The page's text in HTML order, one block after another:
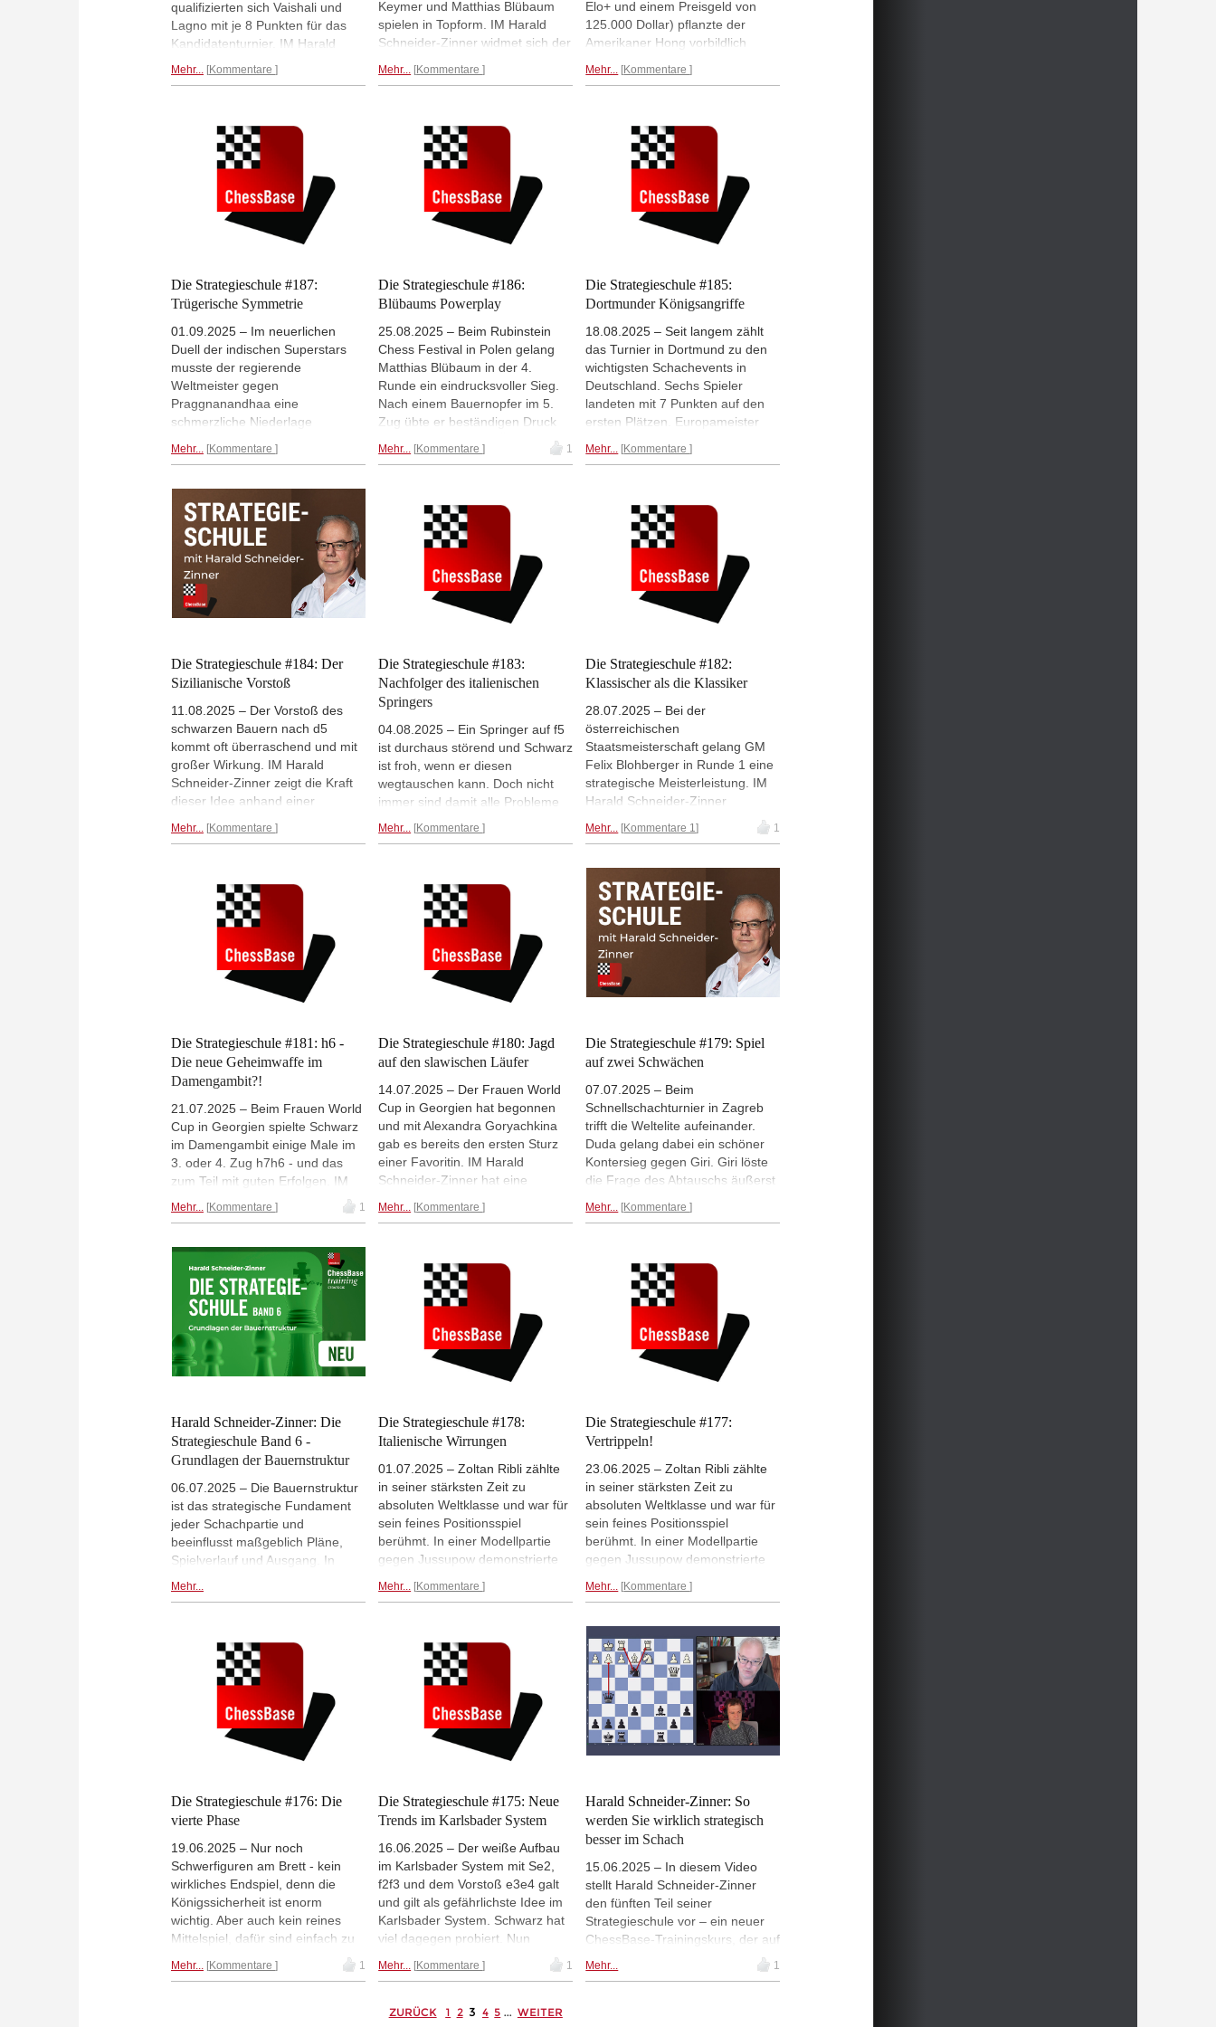
qualifizierten sich Vaishali und
Lagno mit je 8 Punkten für das
Kandidatenturnier. IM Harald
der Partie zwischen Bulmaga und
stark oder schwach ist - und
bringt weitere Modellpartien und
Orientierungshilfen zu diesem
Mehr... Kommentare
Keymer und Matthias Blübaum
spielen in Topform. IM Harald
Schneider-Zinner widmet sich der
Keymer gegen Xiong und bietet
Mehr... Kommentare
Elo+ und einem Preisgeld von
125.000 Dollar) pflanzte der
Amerikaner Hong vorbildlich
gegnerischen Stellung ein. Nicht
gehören zum Handwerkszeug
eines Meisters - und von jedem
der meisterlich spielen möchte.
IM Harald Schneider-Zinner
bringt vier eindrucksvolle
Vorposten-Opfer zum Studieren.
Mehr... Kommentare
Die Strategieschule #187:
Trügerische Symmetrie
01.09.2025 – Im neuerlichen
Duell der indischen Superstars
musste der regierende
Weltmeister gegen
Praggnanandhaa eine
schmerzliche Niederlage
harmlosen Stellung wurde er
Mehr... Kommentare
Die Strategieschule #186:
Blübaums Powerplay
25.08.2025 – Beim Rubinstein
Chess Festival in Polen gelang
Matthias Blübaum in der 4.
Runde ein eindrucksvoller Sieg.
Nach einem Bauernopfer im 5.
Zug übte er beständigen Druck
aus, auch nach dem Übergang
ins Endspiel. Passend zum
von Akiba Rubinstein, der vor 100
Jahren zur absoluten Weltspitze
Mehr... Kommentare 1
Die Strategieschule #185:
Dortmunder Königsangriffe
18.08.2025 – Seit langem zählt
das Turnier in Dortmund zu den
wichtigsten Schachevents in
Deutschland. Sechs Spieler
landeten mit 7 Punkten auf den
ersten Plätzen. Europameister
knapp die bessere Buchholz vor
der 14-jährige Vietnamese IM
Dau Khuong Duy auf Platz 3. IM
Harald Schneider-Zinner
kommentiert u.a. einen
schwungvollen Königsangriff von
diesem aufstrebenden Talent.
Mehr... Kommentare
Die Strategieschule #184: Der
Sizilianische Vorstoß
11.08.2025 – Der Vorstoß des
schwarzen Bauern nach d5
kommt oft überraschend und mit
großer Wirkung. IM Harald
Schneider-Zinner zeigt die Kraft
dieser Idee anhand einer
wunderbaren Turnier in Lienz. Die
In der zweiten Partie - und hier
noch überraschender - griff ein
talentierter 10-jähriger Spieler
aus der Steiermark zu dieser
Mehr... Kommentare
Die Strategieschule #183:
Nachfolger des italienischen
Springers
04.08.2025 – Ein Springer auf f5
ist durchaus störend und Schwarz
ist froh, wenn er diesen
wegtauschen kann. Doch nicht
immer sind damit alle Probleme
Mehr... Kommentare
Die Strategieschule #182:
Klassischer als die Klassiker
28.07.2025 – Bei der
österreichischen
Staatsmeisterschaft gelang GM
Felix Blohberger in Runde 1 eine
strategische Meisterleistung. IM
Harald Schneider-Zinner
großen Vorgängern.
Mehr... Kommentare 1 1
Die Strategieschule #181: h6 -
Die neue Geheimwaffe im
Damengambit?!
21.07.2025 – Beim Frauen World
Cup in Georgien spielte Schwarz
im Damengambit einige Male im
3. oder 4. Zug h7h6 - und das
zum Teil mit guten Erfolgen. IM
analysiert die Vor- und Nachteile
Mehr... Kommentare 1
Die Strategieschule #180: Jagd
auf den slawischen Läufer
14.07.2025 – Der Frauen World
Cup in Georgien hat begonnen
und mit Alexandra Goryachkina
gab es bereits den ersten Sturz
einer Favoritin. IM Harald
Schneider-Zinner hat eine
der er demonstriert, dass der
Bauernvorstöße darstellt.
Mehr... Kommentare
Die Strategieschule #179: Spiel
auf zwei Schwächen
07.07.2025 – Beim
Schnellschachturnier in Zagreb
trifft die Weltelite aufeinander.
Duda gelang dabei ein schöner
Kontersieg gegen Giri. Giri löste
die Frage des Abtauschs äußerst
Schwächen sitzen. Duda verwerte
Mehr... Kommentare
Harald Schneider-Zinner: Die
Strategieschule Band 6 -
Grundlagen der Bauernstruktur
06.07.2025 – Die Bauernstruktur
ist das strategische Fundament
jeder Schachpartie und
beeinflusst maßgeblich Pläne,
Spielverlauf und Ausgang. In
erklärt IM Harald Schneider-
Hebel, Bauernmehrheiten und
das Zentrum. Das Videotraining
richtet sich an alle, die ihr
strategisches Verständnis
vertiefen und Bauernstrukturen
gezielt in der Praxis einsetzen
Mehr...
Die Strategieschule #178:
Italienische Wirrungen
01.07.2025 – Zoltan Ribli zählte
in seiner stärksten Zeit zu
absoluten Weltklasse und war für
sein feines Positionsspiel
berühmt. In einer Modellpartie
gegen Jussupow demonstrierte
österreichischen Nationalteams
Partie zeigt IM Harald Schneider-
Zinner noch weitere
eindrucksvolle Vertripplungen.
Mehr... Kommentare
Die Strategieschule #177:
Vertrippeln!
23.06.2025 – Zoltan Ribli zählte
in seiner stärksten Zeit zu
absoluten Weltklasse und war für
sein feines Positionsspiel
berühmt. In einer Modellpartie
gegen Jussupow demonstrierte
österreichischen Nationalteams
Partie zeigt IM Harald Schneider-
Zinner noch weitere
eindrucksvolle Vertripplungen.
Mehr... Kommentare
Die Strategieschule #176: Die
vierte Phase
19.06.2025 – Nur noch
Schwerfiguren am Brett - kein
wirkliches Endspiel, denn die
Königssicherheit ist enorm
wichtig. Aber auch kein reines
Mittelspiel, dafür sind einfach zu
wenige Figuren am Brett. Wichtig
ist auch die Frage, was man
Mehr... Kommentare 1
Die Strategieschule #175: Neue
Trends im Karlsbader System
16.06.2025 – Der weiße Aufbau
im Karlsbader System mit Se2,
f2f3 und dem Vorstoß e3e4 galt
und gilt als gefährlichste Idee im
Karlsbader System. Schwarz hat
viel dagegen probiert. Nun
entwickelt sich ein neuer Trend,
diesem Vormarsch prophylaktisch
Harald Schneider-Zinner
Mehr... Kommentare 1
Harald Schneider-Zinner: So
werden Sie wirklich strategisch
besser im Schach
15.06.2025 – In diesem Video
stellt Harald Schneider-Zinner
den fünften Teil seiner
Strategieschule vor – ein neuer
ChessBase-Trainingskurs, der auf
den vorherigen Bänden aufbaut.
Während sich die ersten vier Teile
Mehr... 1
ZURÜCK 1 2 3 4 5 ... WEITER